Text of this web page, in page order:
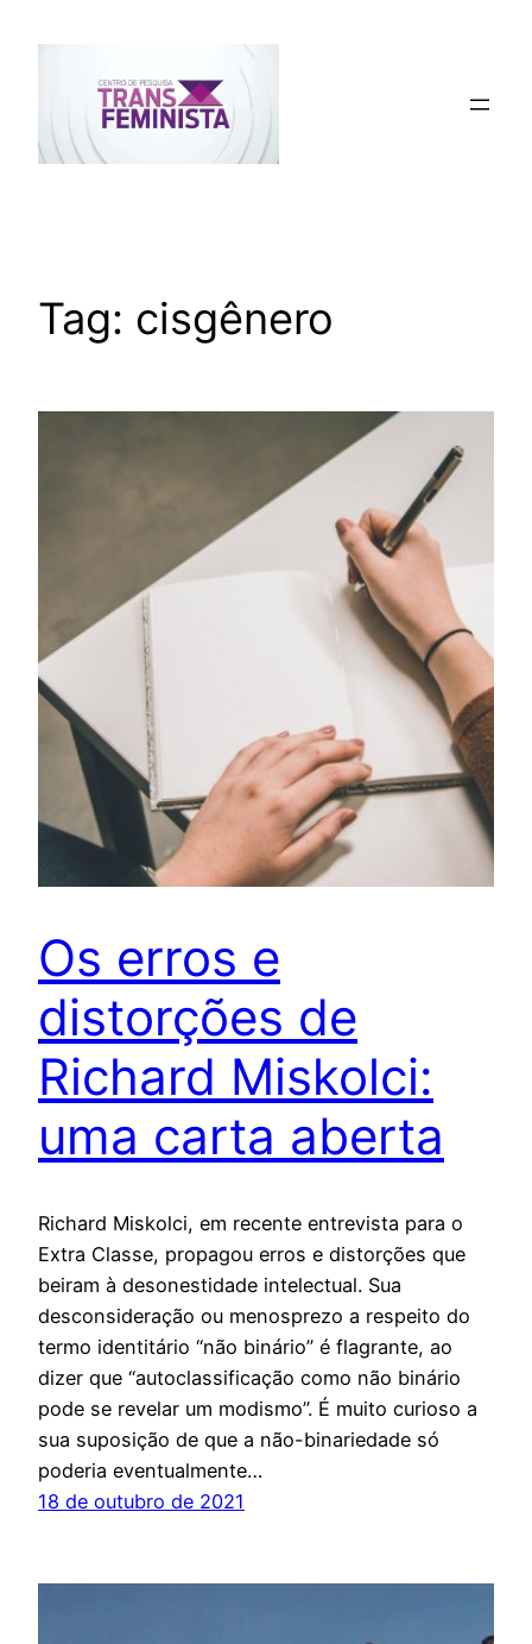
Tag: cisgênero
Os erros e
distorções de
Richard Miskolci:
uma carta aberta
Richard Miskolci, em recente entrevista para o
Extra Classe, propagou erros e distorções que
beiram à desonestidade intelectual. Sua
desconsideração ou menosprezo a respeito do
termo identitário “não binário” é flagrante, ao
dizer que “autoclassificação como não binário
pode se revelar um modismo”. É muito curioso a
sua suposição de que a não-binariedade só
poderia eventualmente…
18 de outubro de 2021